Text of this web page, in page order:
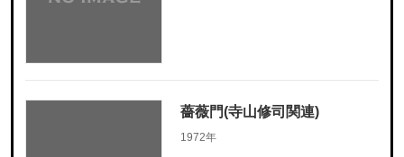
薔薇門(寺山修司関連)
1972年